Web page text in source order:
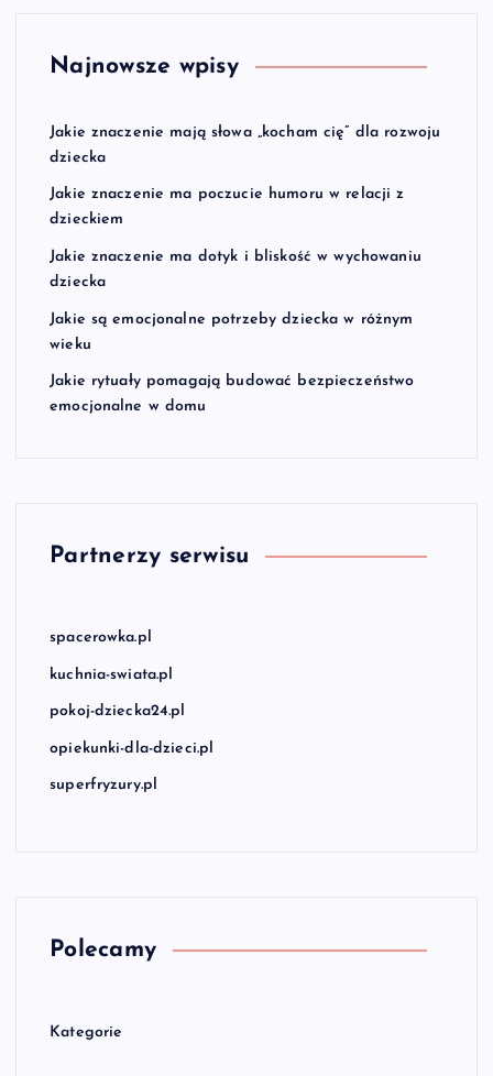
Najnowsze wpisy
Jakie znaczenie mają słowa „kocham cię” dla rozwoju
dziecka
Jakie znaczenie ma poczucie humoru w relacji z
dzieckiem
Jakie znaczenie ma dotyk i bliskość w wychowaniu
dziecka
Jakie są emocjonalne potrzeby dziecka w różnym
wieku
Jakie rytuały pomagają budować bezpieczeństwo
emocjonalne w domu
Partnerzy serwisu
spacerowka.pl
kuchnia-swiata.pl
pokoj-dziecka24.pl
opiekunki-dla-dzieci.pl
superfryzury.pl
Polecamy
Kategorie